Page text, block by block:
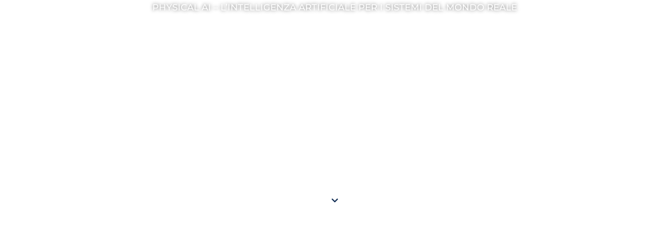
PHYSICAL AI – L’INTELLIGENZA ARTIFICIALE PER I SISTEMI DEL MONDO REALE